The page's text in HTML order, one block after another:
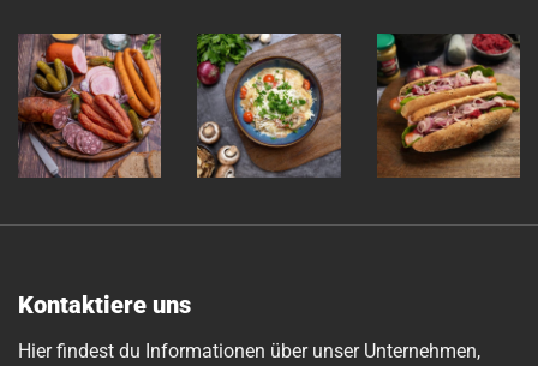
Kontaktiere uns
Hier findest du Informationen über unser Unternehmen,